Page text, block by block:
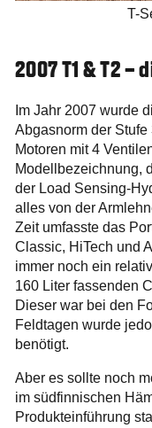
T-
2007 T1 & T2
Im Jahr 2007 wurde
Abgasnorm der
Motoren mit 4
Modellbezeichnung,
der Load Sensing-
alles von der
Zeit umfasste das
Classic, HiTech und
immer noch ein
160 Liter fassenden
Dieser war bei den
Feldtagen wurde
benötigt.
Aber es sollte noch
im südfinnischen
Produkteinführung